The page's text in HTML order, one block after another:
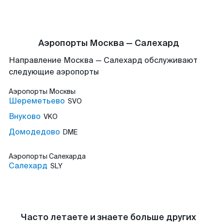
Аэропорты Москва — Салехард
Направление Москва — Салехард обслуживают
следующие аэропорты
Аэропорты Москвы
Шереметьево SVO
Внуково VKO
Домодедово DME
Аэропорты Салехарда
Салехард SLY
Часто летаете и знаете больше других